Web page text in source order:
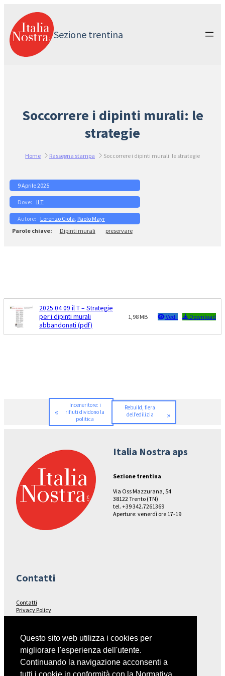
contenuto
Sezione trentina
Soccorrere i dipinti murali: le
strategie
Home Rassegna stampa Soccorrere i dipinti murali: le strategie
9 Aprile 2025
Il T
Lorenzo Ciola, Paolo Mayr
Dipinti murali
preservare
2025 04 09 il T – Strategie
per i dipinti murali
abbandonati (pdf)
1,98 MB Vedi Download
«
Inceneritore: i
rifiuti dividono la
politica
Rebuild, fiera
dell’edilizia
»
Italia Nostra aps
Sezione trentina
Via Oss Mazzurana, 54
38122 Trento (TN)
tel. +39 342.7261369
Aperture: venerdì ore 17-19
Contatti
Contatti
Privacy Policy
Seguici su…
Facebook
Questo sito web utilizza i cookies per
migliorare l'esperienza dell'utente.
Continuando la navigazione acconsenti a